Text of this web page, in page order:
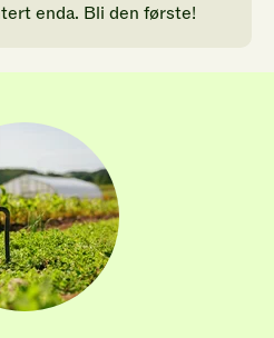
enda. Bli den første!